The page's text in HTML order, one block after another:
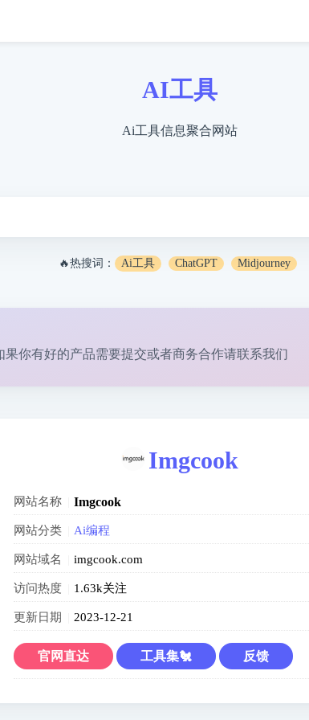
AI工具
Ai工具信息聚合网站
🔥热搜词： Ai工具 ChatGPT Midjourney
果你有好的产品需要提交或者商务合作请联系我们
Imgcook
网站名称 Imgcook
网站分类 Ai编程
网站域名 imgcook.com
访问热度 1.63k关注
更新日期 2023-12-21
官网直达 工具集🐔 反馈